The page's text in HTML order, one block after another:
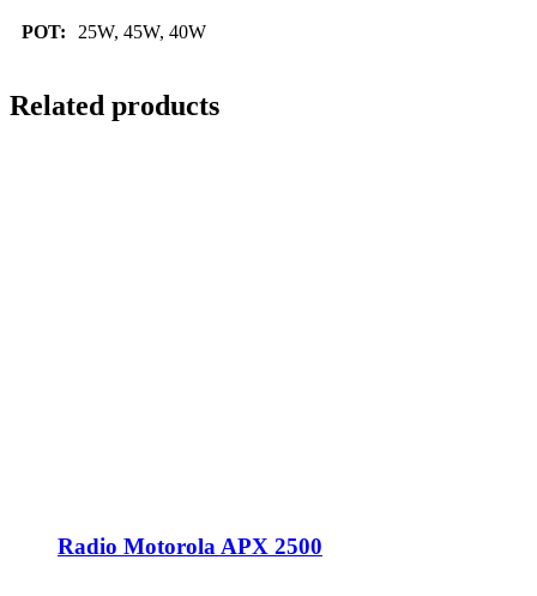
POT: 25W, 45W, 40W
Related products
Radio Motorola APX 2500